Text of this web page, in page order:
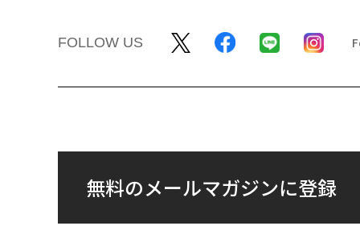
FOLLOW US
無料のメールマガジンに登録